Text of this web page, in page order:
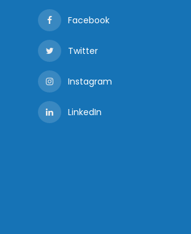
Facebook
Twitter
Instagram
LinkedIn